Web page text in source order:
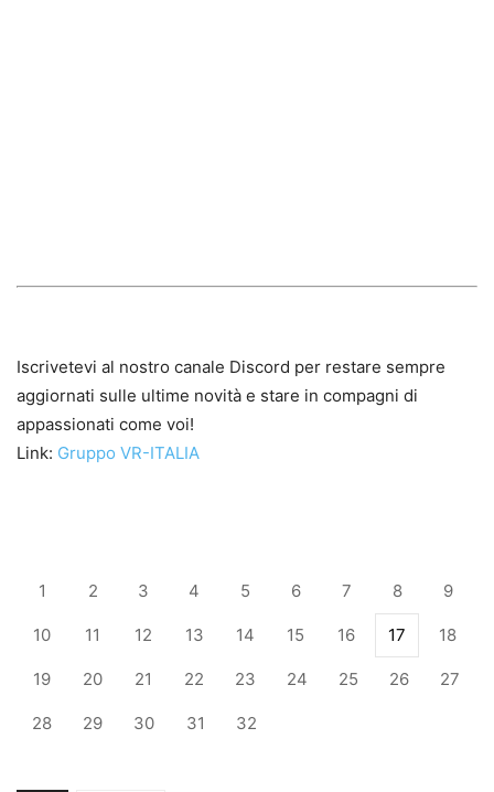
Iscrivetevi al nostro canale Discord per restare sempre
aggiornati sulle ultime novità e stare in compagni di
appassionati come voi!
Link: Gruppo VR-ITALIA
1 2 3 4 5 6 7 8 9
10 11 12 13 14 15 16 17 18
19 20 21 22 23 24 25 26 27
28 29 30 31 32